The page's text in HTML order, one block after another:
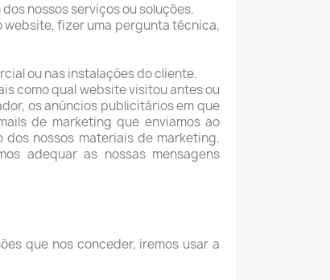
nossos serviços ou soluções.
website, fizer uma pergunta técnica,
ou nas instalações do cliente.
como qual website visitou antes ou
os anúncios publicitários em que
de marketing que enviamos ao
nossos materiais de marketing.
adequar as nossas mensagens
que nos conceder, iremos usar a